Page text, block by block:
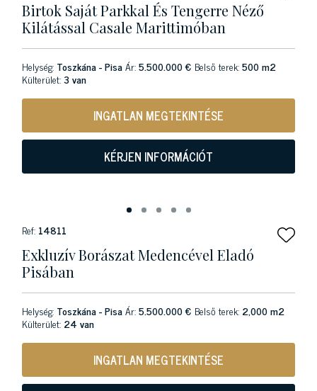
Birtok Saját Parkkal És Tengerre Néző
Kilátással Casale Marittimóban
Helység: Toszkána - PisaÁr:5.500.000 € Belső terek:500 m2
Külterület:3 van
INGATLAN MEGTEKINTÉSE
KÉRJEN INFORMÁCIÓT
Ref: 14811
Exkluzív Borászat Medencével Eladó
Pisában
Helység: Toszkána - PisaÁr:5.500.000 € Belső terek: 2,000 m2
Külterület: 24 van
INGATLAN MEGTEKINTÉSE